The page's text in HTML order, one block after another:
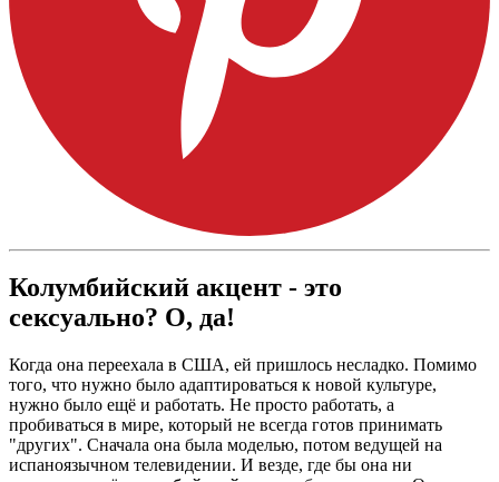
Колумбийский акцент - это
сексуально? О, да!
Когда она переехала в США, ей пришлось несладко. Помимо
того, что нужно было адаптироваться к новой культуре,
нужно было ещё и работать. Не просто работать, а
пробиваться в мире, который не всегда готов принимать
"других". Сначала она была моделью, потом ведущей на
испаноязычном телевидении. И везде, где бы она ни